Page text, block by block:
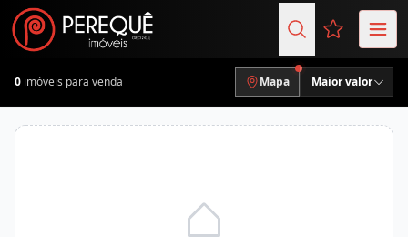
Favoritos
0 imóveis para venda Mapa Maior valor